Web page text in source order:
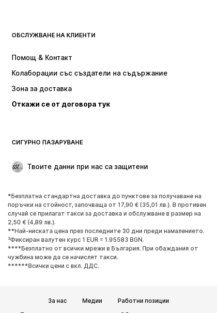
НОВО
Пуловери и Трикотаж
Бельо
Палта
Поли
Специални Поводи
ОБУВКИ
НОВО
Популярно
Маратонки
Боти
Обувки с висок ток
Ботуши
Сандали
Ниски обувки
ЕКСКЛУЗИВНО
ОБСЛУЖВАНЕ НА КЛИЕНТИ
Помощ & Контакт
Колаборации със създатели на съдържание
Зона за доставка
Откажи се от договора тук
СИГУРНО ПАЗАРУВАНЕ
Твоите данни при нас са защитени
*Безплатна стандартна доставка до пунктове за получаване на
поръчки на стойност, започваща от 17,90 € (35,01 лв.). В противен
случай се прилагат такси за доставка и обслужване в размер на
2,50 € (4,89 лв.).
**Най-ниската цена през последните 30 дни преди намалението.
³Фиксиран валутен курс 1 EUR = 1.95583 BGN.
****Безплатно от всички мрежи в България. При обаждания от
чужбина може да се начислят такси.
******Всички цени с вкл. ДДС.
За нас Медии
Работни позиции